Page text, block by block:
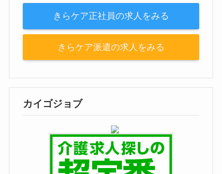
きらケア正社員の求人をみる
きらケア派遣の求人をみる
カイゴジョブ